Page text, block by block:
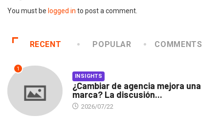
You must be logged in to post a comment.
RECENT POPULAR COMMENTS
1
INSIGHTS
¿Cambiar de agencia mejora una
marca? La discusión...
2026/07/22